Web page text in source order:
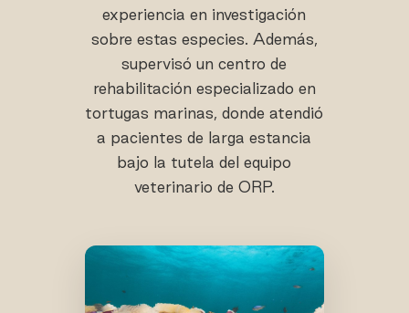
experiencia en investigación
sobre estas especies. Además,
supervisó un centro de
rehabilitación especializado en
tortugas marinas, donde atendió
a pacientes de larga estancia
bajo la tutela del equipo
veterinario de ORP.